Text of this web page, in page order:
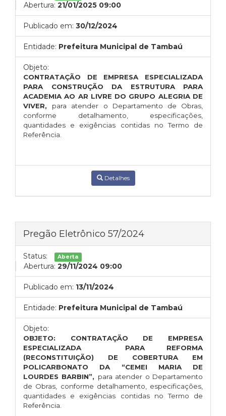
Abertura: 21/01/2025 09:00
Publicado em: 30/12/2024
Entidade: Prefeitura Municipal de Tambaú
Objeto:
CONTRATAÇÃO DE EMPRESA ESPECIALIZADA
PARA CONSTRUÇÃO DA ESTRUTURA PARA
ACADEMIA AO AR LIVRE DO GRUPO ALEGRIA DE
VIVER, para atender o Departamento de Obras,
conforme detalhamento, especificações,
quantidades e exigências contidas no Termo de
Referência.
Detalhes
Pregão Eletrônico 57/2024
Status: Aberta
Abertura: 29/11/2024 09:00
Publicado em: 13/11/2024
Entidade: Prefeitura Municipal de Tambaú
Objeto:
OBJETO: CONTRATAÇÃO DE EMPRESA
ESPECIALIZADA PARA REFORMA
(RECONSTITUIÇÃO) DE COBERTURA EM
POLICARBONATO DA “CEMEI MARIA DE
LOURDES BARBIN”, para atender o Departamento
de Obras, conforme detalhamento, especificações,
quantidades e exigências contidas no Termo de
Referência.